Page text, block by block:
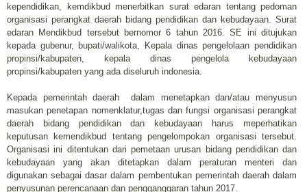
kependidikan, kemdikbud menerbitkan surat edaran tentang pedoman
organisasi perangkat daerah bidang pendidikan dan kebudayaan. Surat
edaran Mendikbud tersebut bernomor 6 tahun 2016. SE ini ditujukan
kepada gubenur, bupati/walikota, Kepala dinas pengelolaan pendidikan
propinsi/kabupaten, kepala dinas pengelola kebudayaan
propinsi/kabupaten yang ada diseluruh indonesia.
Kepada pemerintah daerah dalam menetapkan dan/atau menyusun
masukan penetapan nomenklatur,tugas dan fungsi organisasi perangkat
daerah bidang pendidikan dan kebudayaan harus meperhatikan
keputusan kemendikbud tentang pengelompokan organisasi tersebut.
Organisasi ini ditentukan dari pemetaan urusan bidang pendidikan dan
kebudayaan yang akan ditetapkan dalam peraturan menteri dan
digunakan sebagai dasar dalam pembentukan pemerintah daerah dalam
penyusunan perencanaan dan pengganggaran tahun 2017.